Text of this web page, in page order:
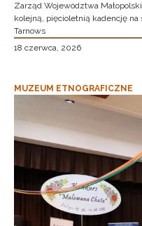
Zarząd Województwa
kolejną, pięcioletnią kadencję
Tarnows
18 czerwca, 2026
MUZEUM ETNOGRAFICZNE